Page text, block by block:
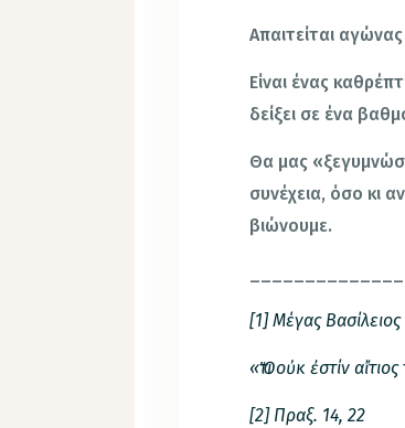
Απαιτείται
Είναι ένας
δείξει σε ένα
Θα μας
συνέχεια, όσο κι
βιώνουμε.
[1] Μέγας Βασίλειος
«Ὅτι οὐκ ἐστίν
[2] Πραξ. 14, 22